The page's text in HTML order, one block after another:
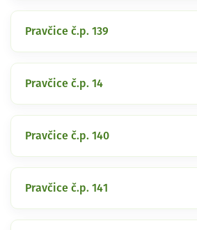
Pravčice č.p. 139
Pravčice č.p. 14
Pravčice č.p. 140
Pravčice č.p. 141